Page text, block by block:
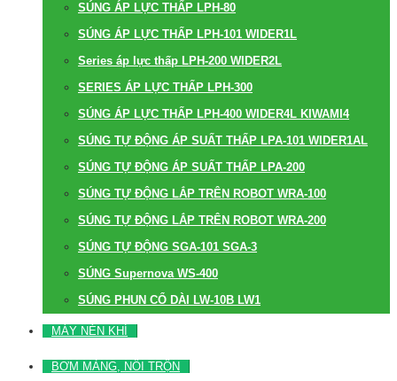
SÚNG ÁP LỰC THẤP LPH-80
SÚNG ÁP LỰC THẤP LPH-101 WIDER1L
Series áp lực thấp LPH-200 WIDER2L
SERIES ÁP LỰC THẤP LPH-300
SÚNG ÁP LỰC THẤP LPH-400 WIDER4L KIWAMI4
SÚNG TỰ ĐỘNG ÁP SUẤT THẤP LPA-101 WIDER1AL
SÚNG TỰ ĐỘNG ÁP SUẤT THẤP LPA-200
SÚNG TỰ ĐỘNG LẮP TRÊN ROBOT WRA-100
SÚNG TỰ ĐỘNG LẮP TRÊN ROBOT WRA-200
SÚNG TỰ ĐỘNG SGA-101 SGA-3
SÚNG Supernova WS-400
SÚNG PHUN CỔ DÀI LW-10B LW1
MÁY NÉN KHÍ
BƠM MÀNG, NỒI TRỘN